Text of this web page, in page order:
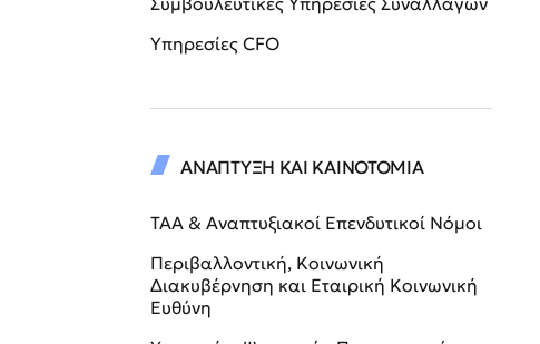
Υπηρεσίες CFO
ΑΝΑΠΤΥΞΗ ΚΑΙ ΚΑΙΝΟΤΟΜΙΑ
ΤΑΑ & Αναπτυξιακοί Επενδυτικοί Νόμοι
Περιβαλλοντική, Κοινωνική
Διακυβέρνηση και Εταιρική Κοινωνική
Ευθύνη